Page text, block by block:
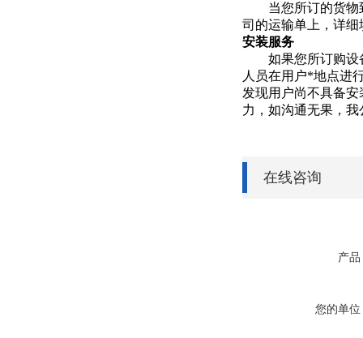
当您所订的货
司的运输单上，详
安装服务
如果您所订购
人员在用户*地点进
发现用户尚不具备
力，如沟通无果，
在线咨询
产品
您的单位